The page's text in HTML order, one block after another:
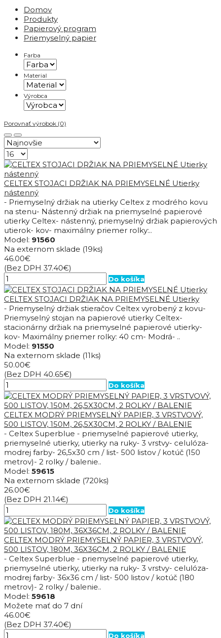
Domov
Produkty
Papierový program
Priemyselný papier
Farba
Material
Výrobca
Porovnať výrobok (0)
CELTEX STOJACI DRŽIAK NA PRIEMYSELNÉ Utierky
nástenný
- Priemyselný držiak na utierky Celtex z modrého kovu
na stenu- Nástenný držiak na priemyselné papierové
utierky Celtex- nástenný, priemyselný držiak papierových
utierok- kov- maximálny priemer rolky:..
Model: 91560
Na externom sklade (19ks)
46.00€
(Bez DPH 37.40€)
Do košíka
CELTEX STOJACI DRŽIAK NA PRIEMYSELNÉ Utierky
- Priemyselný držiak stieračov Celtex vyrobený z kovu-
Priemyselný stojan na papierové utierky Celtex-
stacionárny držiak na priemyselné papierové utierky-
kov- Maximálny priemer rolky: 40 cm- Modrá- ..
Model: 91550
Na externom sklade (11ks)
50.00€
(Bez DPH 40.65€)
Do košíka
CELTEX MODRÝ PRIEMYSELNÝ PAPIER, 3 VRSTVOVÝ,
500 LISTOV, 150M, 26,5X30CM, 2 ROLKY / BALENIE
- Celtex Superblue - priemyselné papierové utierky,
priemyselné utierky, utierky na ruky- 3 vrstvy- celulóza-
modrej farby- 26,5x30 cm / list- 500 listov / kotúč (150
metrov)- 2 rolky / balenie..
Model: 59615
Na externom sklade (720ks)
26.00€
(Bez DPH 21.14€)
Do košíka
CELTEX MODRÝ PRIEMYSELNÝ PAPIER, 3 VRSTVOVÝ,
500 LISTOV, 180M, 36X36CM, 2 ROLKY / BALENIE
- Celtex Superblue - priemyselné papierové utierky,
priemyselné utierky, utierky na ruky- 3 vrstvy- celulóza-
modrej farby- 36x36 cm / list- 500 listov / kotúč (180
metrov)- 2 rolky / balenie..
Model: 59618
Možete mať do 7 dní
46.00€
(Bez DPH 37.40€)
Do košíka